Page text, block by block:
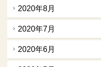
2020年8月
2020年7月
2020年6月